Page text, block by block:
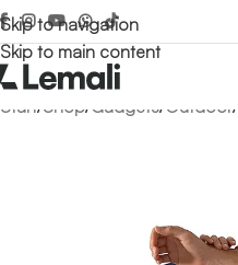
Skip to navigation
Skip to main content
Start/Shop/ Gadgets/ Outdoor/